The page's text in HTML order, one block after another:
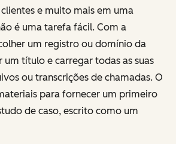
e muito mais em uma
é uma tarefa fácil. Com a
um registro ou domínio da
um título e carregar todas as suas
ou transcrições de chamadas. O
para fornecer um primeiro
de caso, escrito como um